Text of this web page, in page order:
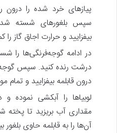
پیازهای خرد شده را
سپس بلغورهای شسته
بیفزایید و حرارت اجاق گاز
در ادامه گوجه‌فرنگی‌ها را
درشت رنده کنید. سپس
درون قابلمه بیفزایید و تمام
لوبیاها را آبکشی نموده و
مقداری آب بریزید تا پخته
آن‌ها را به قابلمه حاوی بلغور